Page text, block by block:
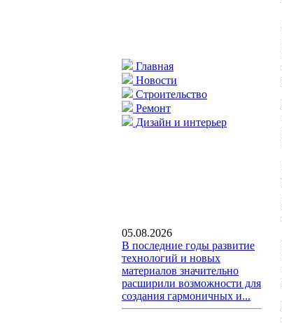
Главная
Новости
Строительство
Ремонт
Дизайн и интерьер
05.08.2026
В последние годы развитие
технологий и новых
материалов значительно
расширили возможности для
создания гармоничных и...